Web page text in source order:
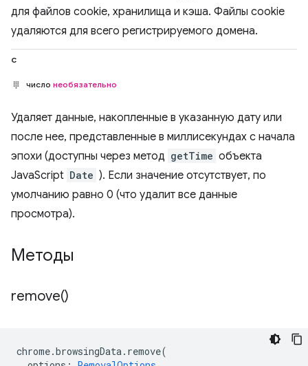
для файлов cookie, хранилища и кэша. Файлы cookie
удаляются для всего регистрируемого домена.
с
число необязательно
Удаляет данные, накопленные в указанную дату или
после нее, представленные в миллисекундах с начала
эпохи (доступны через метод getTime объекта
JavaScript Date ). Если значение отсутствует, по
умолчанию равно 0 (что удалит все данные
просмотра).
Методы
remove()
chrome.browsingData. remove(